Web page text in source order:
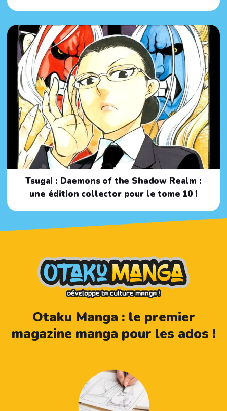
Tsugai : Daemons of the Shadow Realm :
une édition collector pour le tome 10 !
Otaku Manga : le premier
magazine manga pour les ados !